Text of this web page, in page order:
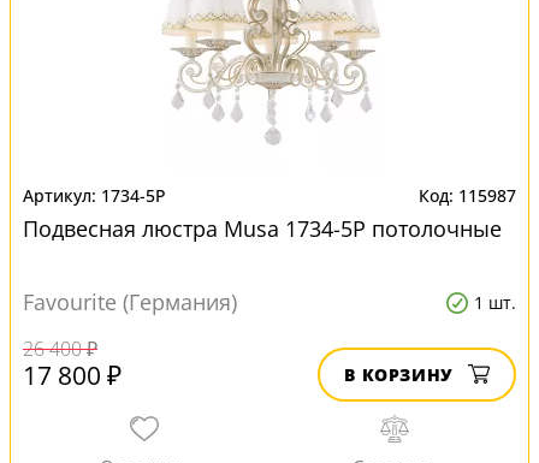
1734-5P 115987
Подвесная люстра Musa 1734-5P потолочные
Favourite (Германия) 1 шт.
26 400 ₽
17 800 ₽ В КОРЗИНУ